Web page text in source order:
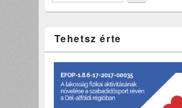
Tehetsz érte